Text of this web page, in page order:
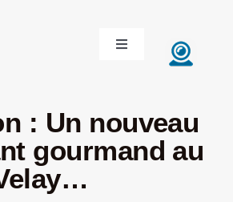
Toggle
Navigation
: Un nouveau
gourmand au